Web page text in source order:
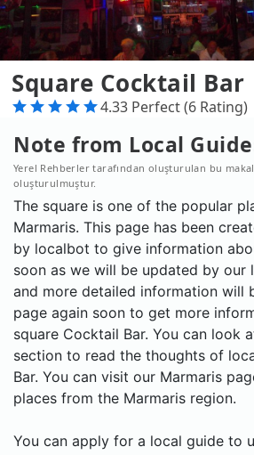
Square Cocktail Bar
4.33 Perfect (6 Rating)
Note from Local
Yerel Rehberler tarafından oluşturulan bu
oluşturulmuştur.
The square is one of the popular
Marmaris. This page has been
by localbot to give information
soon as we will be updated by our
and more detailed information will
page again soon to get more
square Cocktail Bar. You can look
section to read the thoughts of
Bar. You can visit our Marmaris
places from the Marmaris region.
You can apply for a local guide to